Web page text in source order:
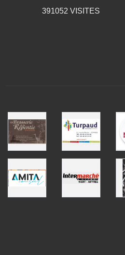
391052 VISITES